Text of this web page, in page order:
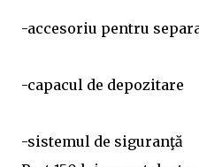
-accesoriu pentru
-capacul de depozitare
-sistemul de siguranţă